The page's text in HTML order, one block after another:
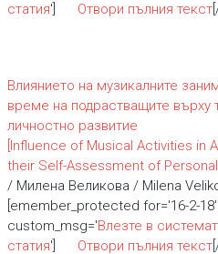
статия'] Отвори пълния текст
Влиянието на музикалните
време на подрастващите върху
личностно развитие
[Influence of Musical Activities in
their Self-Assessment of
/ Милена Великова / Milena
[emember_protected for='16-2-
custom_msg='Влезте в
статия'] Отвори пълния текст